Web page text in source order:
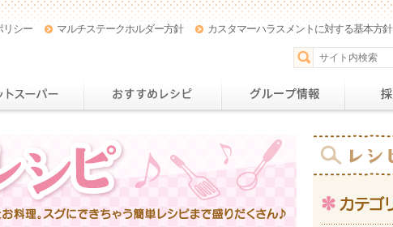
リシー マルチステークホルダー方針 カスタマーハラスメントに対する基本方針